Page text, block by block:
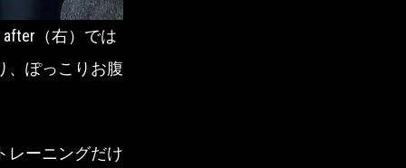
（右）では
、ぽっこりお腹
レーニングだけ